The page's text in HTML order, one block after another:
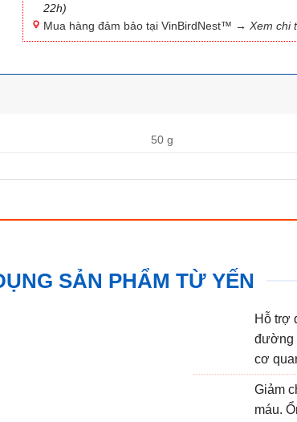
22h)
Mua hàng đảm bảo tại VinBirdNest™ → Xem chi
50 g
SẢN PHẨM TỪ YẾN
Hỗ trợ
đường
cơ
Giảm
máu.